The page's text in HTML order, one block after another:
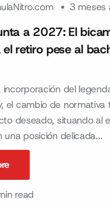
3 meses
a 2027: El
retiro pese al
del
el cambio de normativa
deseado, situando al
una posición delicada...
read